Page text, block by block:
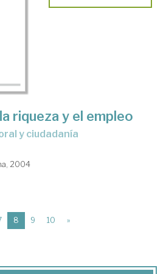
riqueza y el empleo
y ciudadanía
2004
8 (current)
9 10 »